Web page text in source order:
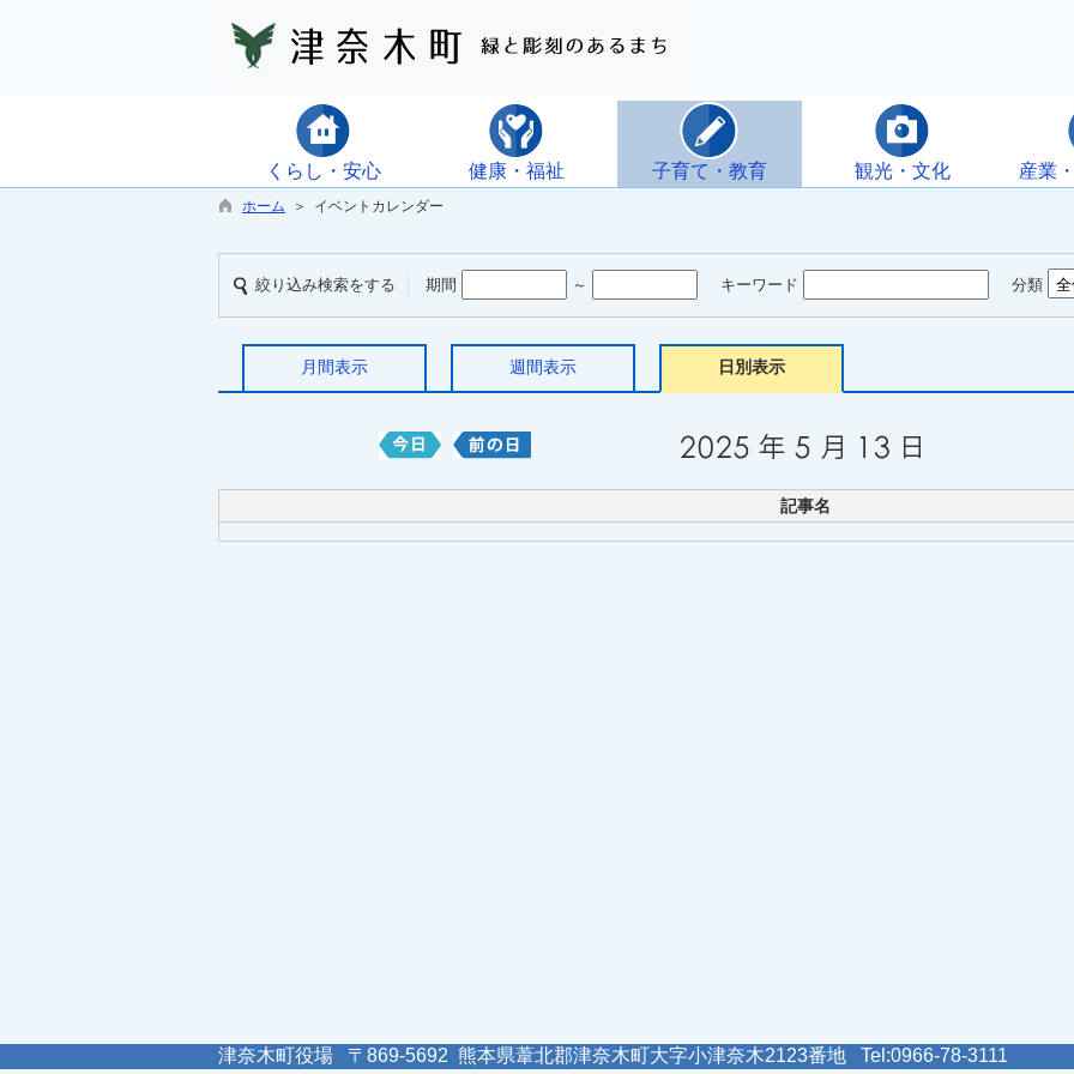
くらし・安心 健康・福祉 子育て・教育 観光・文化 産業
ホーム ＞ イベントカレンダー
絞り込み検索をする 期間 ～ キーワード 分類
月間表示 週間表示 日別表示
記事名
津奈木町役場 〒869-5692 熊本県葦北郡津奈木町大字小津奈木2123番地 Tel:0966-78-3111